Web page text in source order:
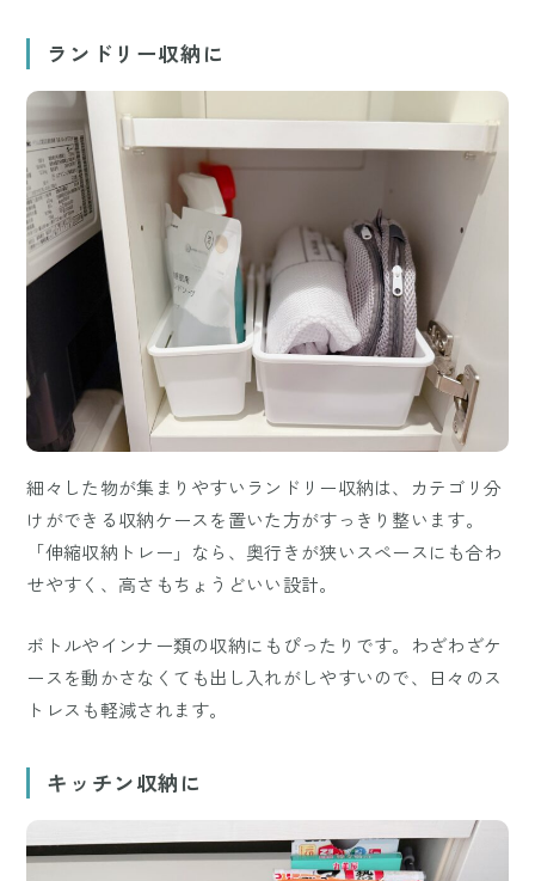
ランドリー収納に
細々した物が集まりやすいランドリー収納は、カテゴリ分
けができる収納ケースを置いた方がすっきり整います。
「伸縮収納トレー」なら、奥行きが狭いスペースにも合わ
せやすく、高さもちょうどいい設計。
ボトルやインナー類の収納にもぴったりです。わざわざケ
ースを動かさなくても出し入れがしやすいので、日々のス
トレスも軽減されます。
キッチン収納に